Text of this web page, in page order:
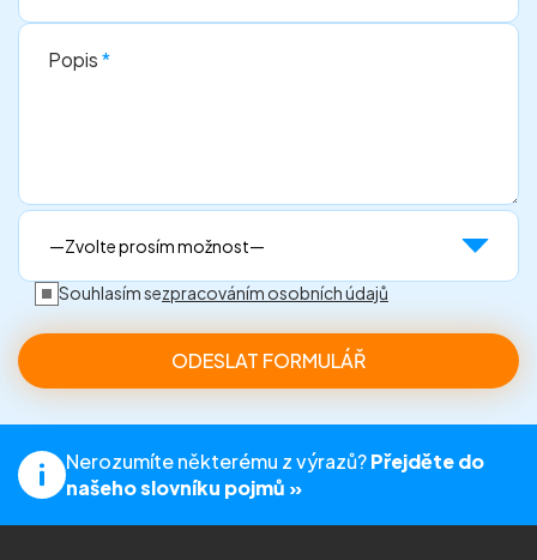
Popis*
Souhlasím sezpracováním osobních údajů
Nerozumíte některému z výrazů?Přejděte do
našeho slovníku pojmů »